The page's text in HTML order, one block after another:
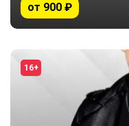
от 900 ₽
16+